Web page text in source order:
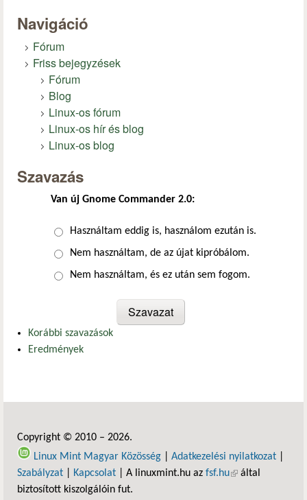
Navigáció
Fórum
Friss bejegyzések
Fórum
Blog
Linux-os fórum
Linux-os hír és blog
Linux-os blog
Szavazás
Van új Gnome Commander 2.0:
Választások
Használtam eddig is, használom ezután is.
Nem használtam, de az újat kipróbálom.
Nem használtam, és ez után sem fogom.
Korábbi szavazások
Eredmények
Copyright © 2010 – 2026.
Linux Mint Magyar Közösség
Adatkezelési nyilatkozat
Szabályzat
Kapcsolat | A linuxmint.hu az fsf.hu(külső hivatkozás)
által
biztosított kiszolgálóin fut.